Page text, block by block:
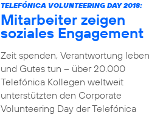
TELEFÓNICA VOLUNTEERING DAY 2018:
Mitarbeiter zeigen
soziales Engagement
Zeit spenden, Verantwortung leben
und Gutes tun – über 20.000
Telefónica Kollegen weltweit
unterstützten den Corporate
Volunteering Day der Telefónica